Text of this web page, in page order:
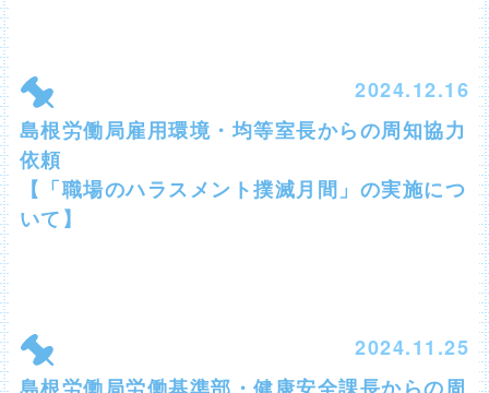
2024.12.16
島根労働局雇用環境・均等室長からの周知協力
依頼
【「職場のハラスメント撲滅月間」の実施につ
いて】
2024.11.25
島根労働局労働基準部・健康安全課長からの周